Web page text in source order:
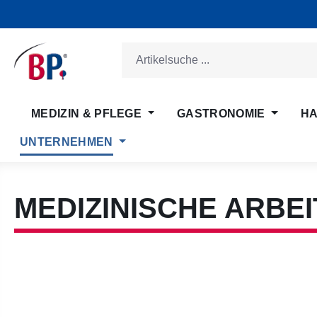
MEDIZIN & PFLEGE GASTRONOMIE
UNTERNEHMEN
MEDIZINISCHE